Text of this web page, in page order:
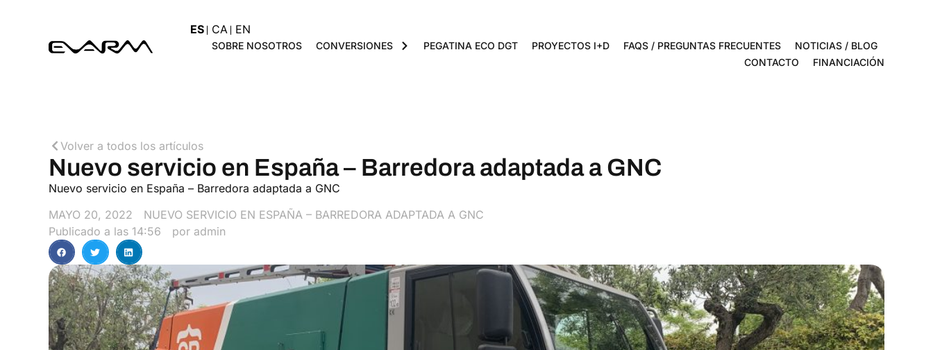
ES CA EN
SOBRE NOSOTROS CONVERSIONES PEGATINA ECO DGT PROYECTOS I+D FAQS / PREGUNTAS FRECUENTES
NOTICIAS / BLOG
CONTACTO
FINANCIACIÓN
Volver a todos los artículos
Nuevo servicio en España – Barredora adaptada a GNC
Nuevo servicio en España – Barredora adaptada a GNC
MAYO 20, 2022
NUEVO SERVICIO EN ESPAÑA – BARREDORA ADAPTADA A GNC
Publicado a las 14:56 por admin